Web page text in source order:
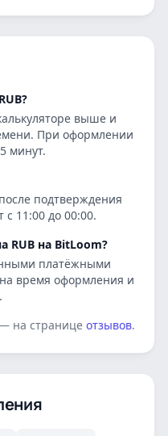
выше и
При оформлении
минут.
подтверждения
11:00 до 00:00.
RUB на BitLoom?
платёжными
время оформления и
на странице отзывов.